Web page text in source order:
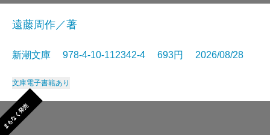
遠藤周作／著
新潮文庫 978-4-10-112342-4 693円 2026/08/28
文庫電子書籍あり
まもなく発売